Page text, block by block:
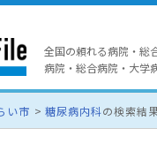
全国の頼れる病院・総
病院・総合病院・大学
い市 糖尿病内科の検索結